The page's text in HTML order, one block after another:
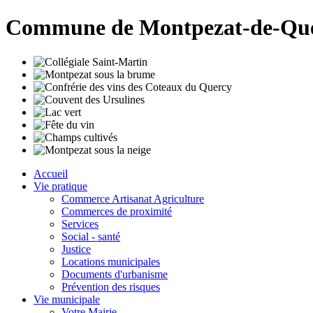
Commune de Montpezat-de-
Accueil
Vie pratique
Commerce Artisanat Agriculture
Commerces de proximité
Services
Social - santé
Justice
Locations municipales
Documents d'urbanisme
Prévention des risques
Vie municipale